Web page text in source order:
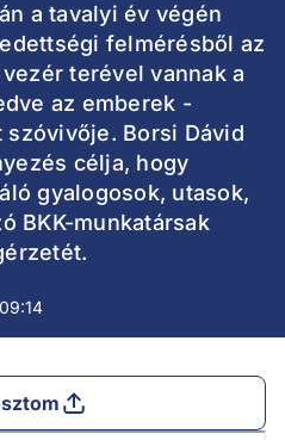
a tavalyi év végén
felmérésből az
terével vannak a
az emberek -
Borsi Dávid
célja, hogy
gyalogosok, utasok,
BKK-munkatársak